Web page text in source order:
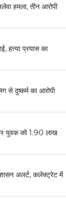
हमला, तीन आरोपी
हत्या प्रयास का
से दुष्कर्म का आरोपी
युवक को 1.90 लाख
अलर्ट, कलेक्ट्रेट में